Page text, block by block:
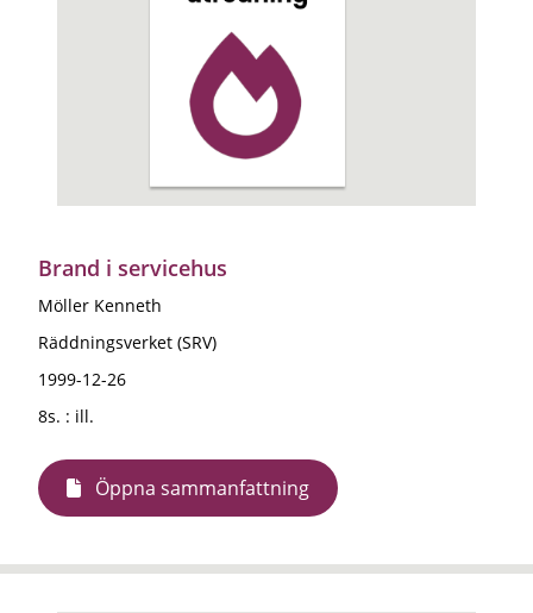
Brand i servicehus
Möller Kenneth
Räddningsverket (SRV)
1999-12-26
8s. : ill.
Öppna sammanfattning